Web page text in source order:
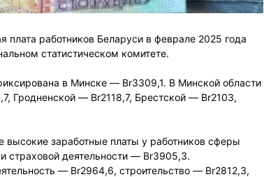
плата работников Беларуси в феврале 2025 года
статистическом комитете.
в Минске — Br3309,1. В Минской области
Гродненской — Br2118,7, Брестской — Br2103,
заработные платы у работников сферы
страховой деятельности — Br3905,3.
— Br2964,6, строительство — Br2812,3,